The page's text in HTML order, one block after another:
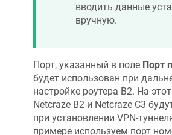
вводить данные
вручную.
Порт, указанный в поле Порт
будет использован при
настройке роутера B2. На
Netcraze B2 и Netcraze C3
при установлении VPN-
примере используем порт